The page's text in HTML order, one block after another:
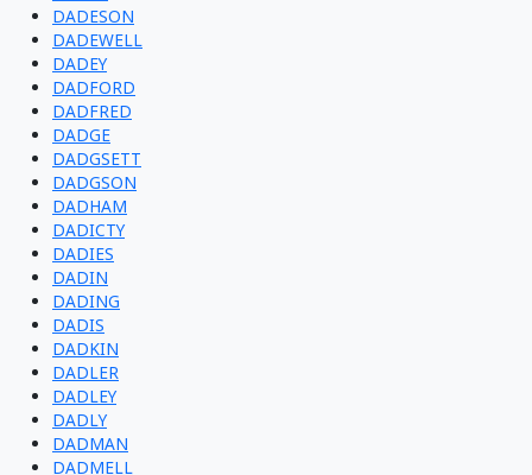
DADESON
DADEWELL
DADEY
DADFORD
DADFRED
DADGE
DADGSETT
DADGSON
DADHAM
DADICTY
DADIES
DADIN
DADING
DADIS
DADKIN
DADLER
DADLEY
DADLY
DADMAN
DADMELL